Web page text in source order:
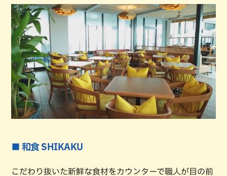
■ 和食 SHIKAKU
こだわり抜いた新鮮な食材をカウンターで職人が目の前